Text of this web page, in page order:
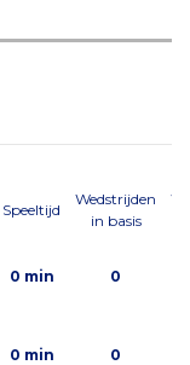
Speeltijd
Wedstrijden
in basis
0 min 0
0 min 0